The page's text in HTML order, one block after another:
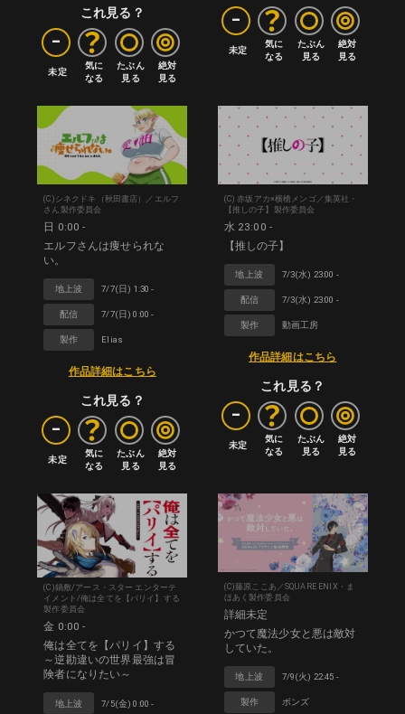
これ見る？
-
未定
気に
なる
たぶん
見る
絶対
見る
-
未定
気に
なる
たぶん
見る
絶対
見る
(C)シネクドキ（秋田書店）／エルフ
さん製作委員会
日 0:00 -
エルフさんは痩せられな
い。
地上波 7/7(日) 1:30 -
配信 7/7(日) 0:00 -
製作 Elias
作品詳細はこちら
これ見る？
-
未定
気に
なる
たぶん
見る
絶対
見る
(C) 赤坂アカ×横槍メンゴ／集英社・
【推しの子】製作委員会
水 23:00 -
【推しの子】
地上波 7/3(水) 23:00 -
配信 7/3(水) 23:00 -
製作 動画工房
作品詳細はこちら
これ見る？
-
未定
気に
なる
たぶん
見る
絶対
見る
(C)鍋敷/アース・スター エンターテ
イメント/俺は全てを【パリイ】する
製作委員会
金 0:00 -
俺は全てを【パリイ】する
～逆勘違いの世界最強は冒
険者になりたい～
地上波 7/5(金) 0:00 -
(C)藤原ここあ／SQUARE ENIX・ま
ほあく製作委員会
詳細未定
かつて魔法少女と悪は敵対
していた。
地上波 7/9(火) 22:45 -
製作 ボンズ